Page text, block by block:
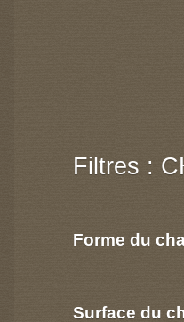
Filtres :
Forme du
Surface du